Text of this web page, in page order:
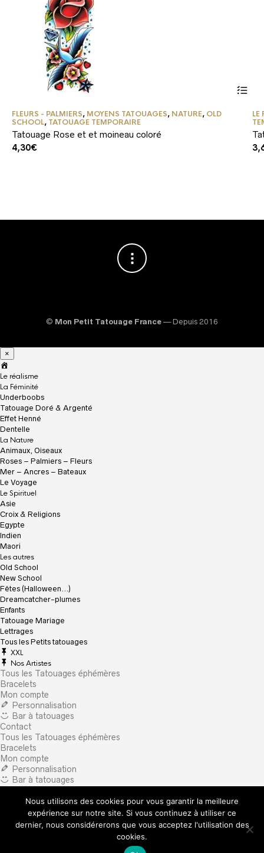
FLEURS - PALMIERS, MOYENS TATOUAGES, NATURE, OLD
SCHOOL, TATOUAGE TEMPORAIRE
Tatouage Rose et et moineau coloré
4,30€
LE
© Mon Petit Tatouage France — Depuis 2016
×
c
c
u
e
i
l
Le réalisme
La Féminité
Underboobs
Tatouage Doré & Argenté
Effet Henné
Dentelle
La Nature
Animaux, Oiseaux
Roses – Palmiers – Fleurs
Mer – Ancres – Bateaux
Le Voyage
Le Spirituel
Asie
Croix & Religions
Egypte
Indien
Maori
Les autres
Old School
New School
Fêtes (Halloween…)
Dreamcatcher-plumes
Enfants
Tatouage Mariage
Lettrages
Tous les Petits tatouages
XXL
Nos Artistes
Tous les Tatouages éphémères
Bracelets
Mon compte
Personnalisation
Bar à tatouages
Contact
Tous les Tatouages éphémères
Bracelets
Mon compte
Personnalisation
Bar à tatouages
What are you looking for?
Nous utilisons des cookies pour vous garantir la meilleure
expérience sur notre site. Si vous continuez à utiliser ce
dernier, nous considérerons que vous acceptez l'utilisation des
cookies.